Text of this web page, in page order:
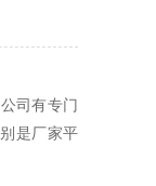
司有专门
是厂家平